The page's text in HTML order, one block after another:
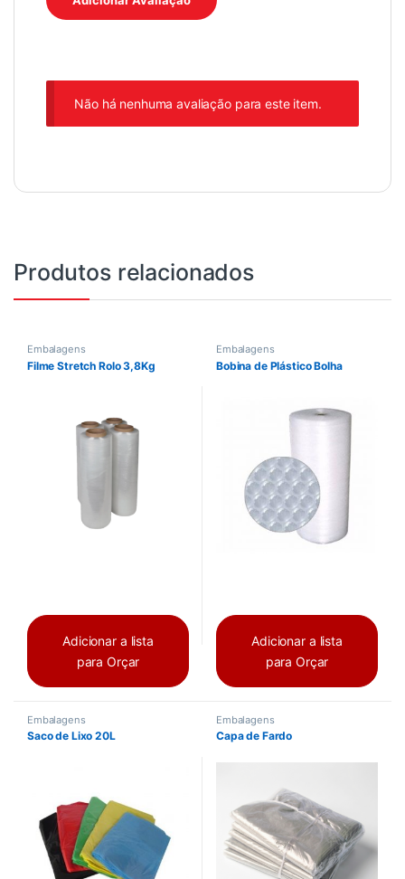
Não há nenhuma avaliação para este item.
Produtos relacionados
Embalagens
Filme Stretch Rolo 3,8Kg
Adicionar a lista
para Orçar
Embalagens
Bobina de Plástico Bolha
Adicionar a lista
para Orçar
Embalagens
Saco de Lixo 20L
Embalagens
Capa de Fardo